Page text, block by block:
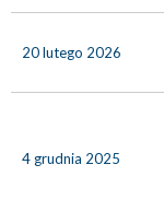
20 lutego 2026
4 grudnia 2025